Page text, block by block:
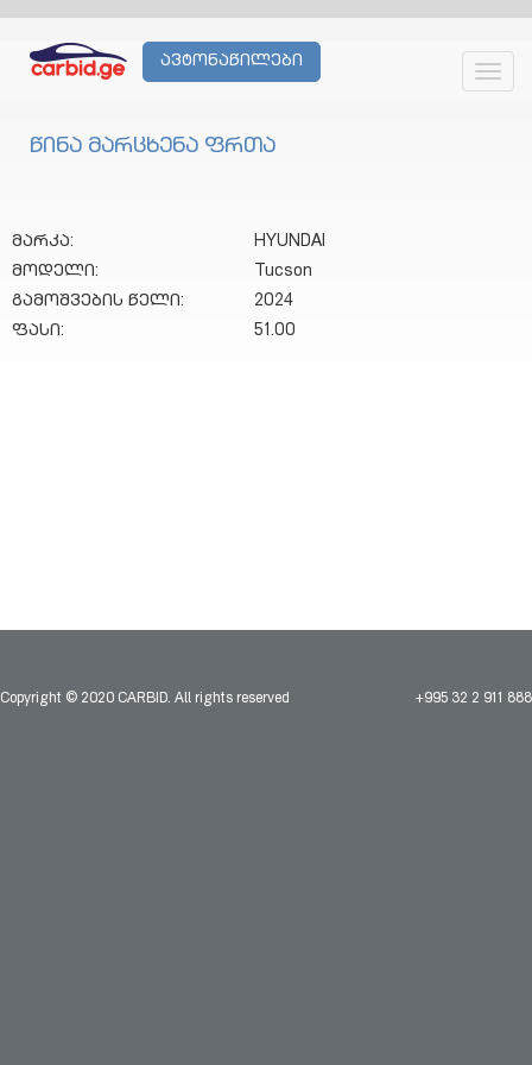
ავტონაწილები
წინა მარცხენა ფრთა
მარკა:
HYUNDAI
მოდელი:
Tucson
გამოშვების წელი:
2024
ფასი:
51.00
Copyright © 2020 CARBID. All rights reserved +995 32 2 911 888